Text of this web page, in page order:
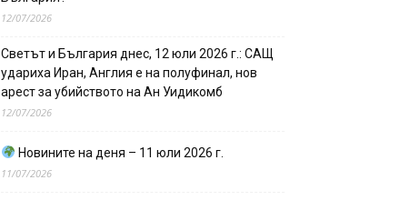
12/07/2026
Светът и България днес, 12 юли 2026 г.: САЩ
удариха Иран, Англия е на полуфинал, нов
арест за убийството на Ан Уидикомб
12/07/2026
Новините на деня – 11 юли 2026 г.
11/07/2026